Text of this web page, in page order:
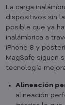
La carga
dispositivos sin
posible que ya
inalámbrica a
iPhone 8 y
MagSafe siguen
tecnología
Alineación
alineación